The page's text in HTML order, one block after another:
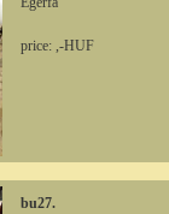
price: ,-HUF
bu27.